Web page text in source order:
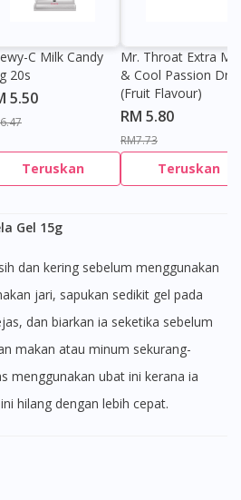
C Milk Candy
20s
5.50
Teruskan
Mr. Throat Extra
& Cool Passion
(Fruit Flavour)
RM 5.80
RM7.73
Teruskan
Gel 15g
jari, sapukan sedikit gel pada
dan biarkan ia seketika sebelum
makan atau minum sekurang-
menggunakan ubat ini kerana ia
hilang dengan lebih cepat.